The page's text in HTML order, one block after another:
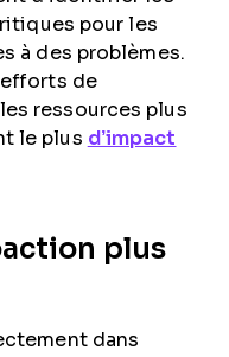
pour les
à des problèmes.
de
ressources plus
le plus d’impact
plus
dans